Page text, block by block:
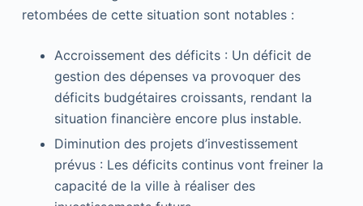
retombées de cette situation sont notables :
Accroissement des déficits : Un déficit de
gestion des dépenses va provoquer des
déficits budgétaires croissants, rendant la
situation financière encore plus instable.
Diminution des projets d’investissement
prévus : Les déficits continus vont freiner la
capacité de la ville à réaliser des